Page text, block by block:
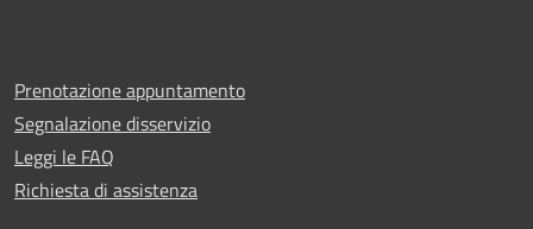
Prenotazione appuntamento
Segnalazione disservizio
Leggi le FAQ
Richiesta di assistenza